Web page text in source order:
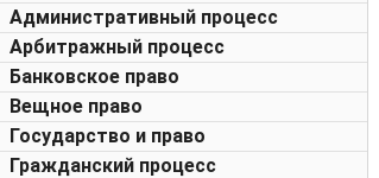
Административный процесс
Арбитражный процесс
Банковское право
Вещное право
Государство и право
Гражданский процесс